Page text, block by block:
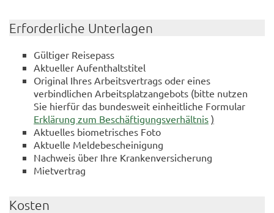
Erforderliche Unterlagen
Gültiger Reisepass
Aktueller Aufenthaltstitel
Original Ihres Arbeitsvertrags oder eines
verbindlichen Arbeitsplatzangebots (bitte nutzen
Sie hierfür das bundesweit einheitliche Formular
Erklärung zum Beschäftigungsverhältnis )
Aktuelles biometrisches Foto
Aktuelle Meldebescheinigung
Nachweis über Ihre Krankenversicherung
Mietvertrag
Kosten